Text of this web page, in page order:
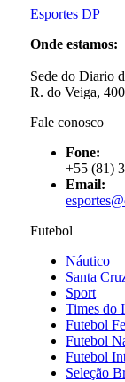
Esportes DP
Onde estamos:
Sede do Diario
R. do Veiga,
Fale conosco
Fone:
+55 (81)
Email:
Futebol
Náutico
Santa
Sport
Times do
Futebol
Futebol
Futebol
Seleção